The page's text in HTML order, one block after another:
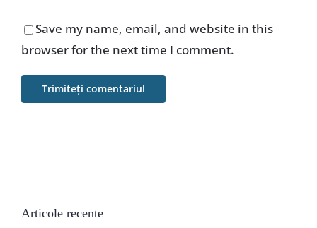
Save my name, email, and website in this
browser for the next time I comment.
Articole recente